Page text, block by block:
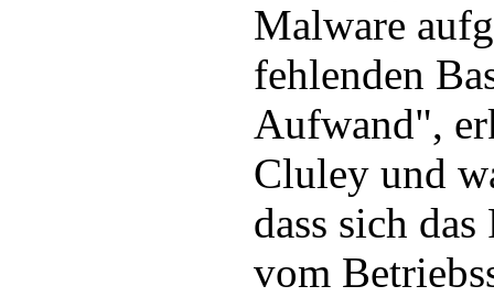
Malware
fehlenden
Aufwand",
Cluley und
dass sich
vom